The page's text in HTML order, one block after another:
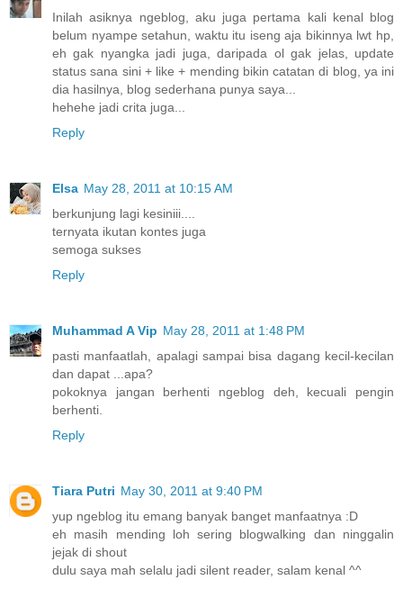
Inilah asiknya ngeblog, aku juga pertama kali kenal blog
belum nyampe setahun, waktu itu iseng aja bikinnya lwt hp,
eh gak nyangka jadi juga, daripada ol gak jelas, update
status sana sini + like + mending bikin catatan di blog, ya ini
dia hasilnya, blog sederhana punya saya...
hehehe jadi crita juga...
Reply
Elsa May 28, 2011 at 10:15 AM
berkunjung lagi kesiniii....
ternyata ikutan kontes juga
semoga sukses
Reply
Muhammad A Vip May 28, 2011 at 1:48 PM
pasti manfaatlah, apalagi sampai bisa dagang kecil-kecilan
dan dapat ...apa?
pokoknya jangan berhenti ngeblog deh, kecuali pengin
berhenti.
Reply
Tiara Putri May 30, 2011 at 9:40 PM
yup ngeblog itu emang banyak banget manfaatnya :D
eh masih mending loh sering blogwalking dan ninggalin
jejak di shout
dulu saya mah selalu jadi silent reader, salam kenal ^^